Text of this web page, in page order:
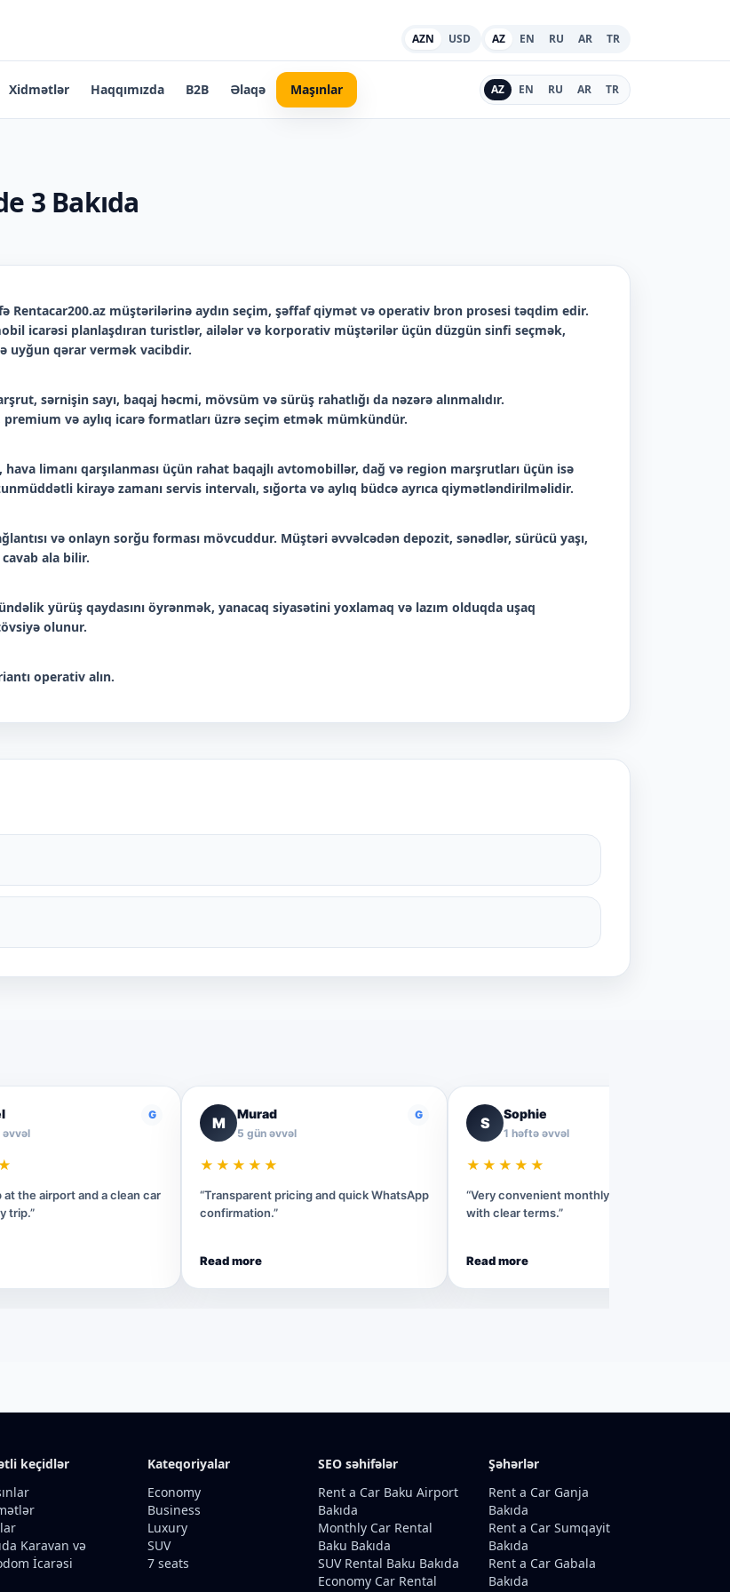
AZN USD AZ EN RU AR TR
Xidmətlər Haqqımızda B2B Əlaqə Maşınlar AZ EN RU AR TR
3 Bakıda
Rentacar200.az müştərilərinə aydın seçim, şəffaf qiymət və operativ bron prosesi təqdim edir.
icarəsi planlaşdıran turistlər, ailələr və korporativ müştərilər üçün düzgün sinfi seçmək,
uyğun qərar vermək vacibdir.
sərnişin sayı, baqaj həcmi, mövsüm və sürüş rahatlığı da nəzərə alınmalıdır.
və aylıq icarə formatları üzrə seçim etmək mümkündür.
limanı qarşılanması üçün rahat baqajlı avtomobillər, dağ və region marşrutları üçün isə
kirayə zamanı servis intervalı, sığorta və aylıq büdcə ayrıca qiymətləndirilməlidir.
və onlayn sorğu forması mövcuddur. Müştəri əvvəlcədən depozit, sənədlər, sürücü yaşı,
ala bilir.
yürüş qaydasını öyrənmək, yanacaq siyasətini yoxlamaq və lazım olduqda uşaq
olunur.
operativ alın.
əvvəl
G
at the airport and a clean car
trip.”
M
Murad
5 gün əvvəl
G
★★★★★
“Transparent pricing and quick WhatsApp
confirmation.”
Read more
S
Sophie
1 həftə əvvəl
★★★★★
“Very convenient monthly rental process
with clear terms.”
Read more
keçidlər
Karavan və
İcarəsi
Kateqoriyalar
Economy
Business
Luxury
SUV
7 seats
SEO səhifələr
Rent a Car Baku Airport
Bakıda
Monthly Car Rental
Baku Bakıda
SUV Rental Baku Bakıda
Economy Car Rental
Şəhərlər
Rent a Car Ganja
Bakıda
Rent a Car Sumqayit
Bakıda
Rent a Car Gabala
Bakıda